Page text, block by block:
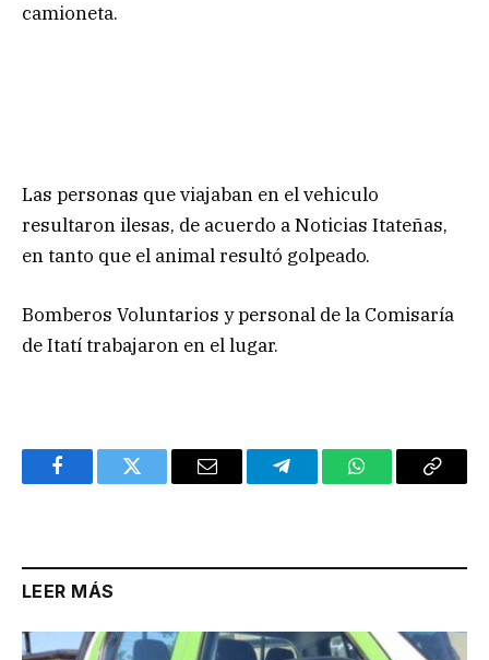
camioneta.
Las personas que viajaban en el vehiculo
resultaron ilesas, de acuerdo a Noticias Itateñas,
en tanto que el animal resultó golpeado.
Bomberos Voluntarios y personal de la Comisaría
de Itatí trabajaron en el lugar.
FacebookTwitter Email TelegramWhatsAppCopy
LEER MÁS